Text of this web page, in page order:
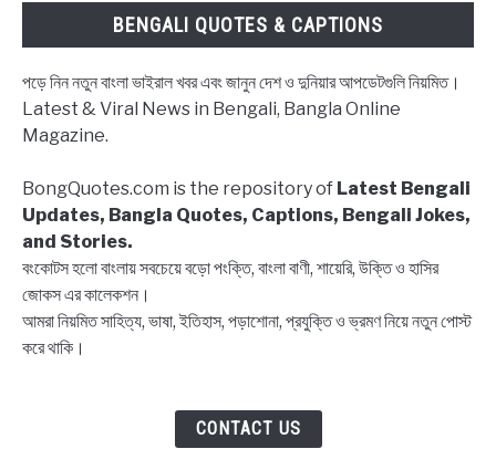
quotes
and
of
Helen
Bengali
BENGALI QUOTES & CAPTIONS
পড়ে নিন নতুন বাংলা ভাইরাল খবর এবং জানুন দেশ ও দুনিয়ার আপডেটগুলি নিয়মিত।
Latest & Viral News in Bengali, Bangla Online
Magazine.
BongQuotes.com is the repository of Latest Bengali
Updates, Bangla Quotes, Captions, Bengali Jokes,
and Stories.
বংকোটস হলো বাংলায় সবচেয়ে বড়ো পংক্তি, বাংলা বাণী, শায়েরি, উক্তি ও হাসির
জোকস এর কালেকশন।
আমরা নিয়মিত সাহিত্য, ভাষা, ইতিহাস, পড়াশোনা, প্রযুক্তি ও ভ্রমণ নিয়ে নতুন পোস্ট
করে থাকি।
CONTACT US